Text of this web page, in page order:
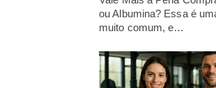
ou Albumina? Essa é
muito comum, e…